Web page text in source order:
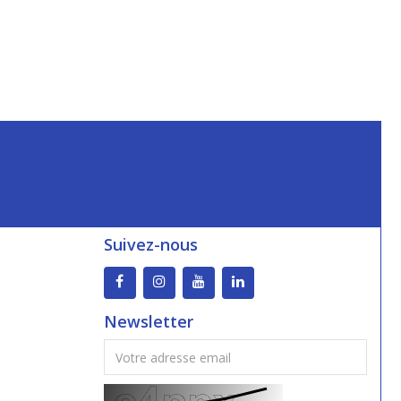
Suivez-nous
Newsletter